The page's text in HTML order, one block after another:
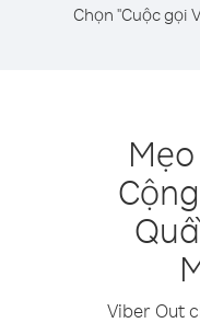
Chọn "Cuộc gọi
Viber Out